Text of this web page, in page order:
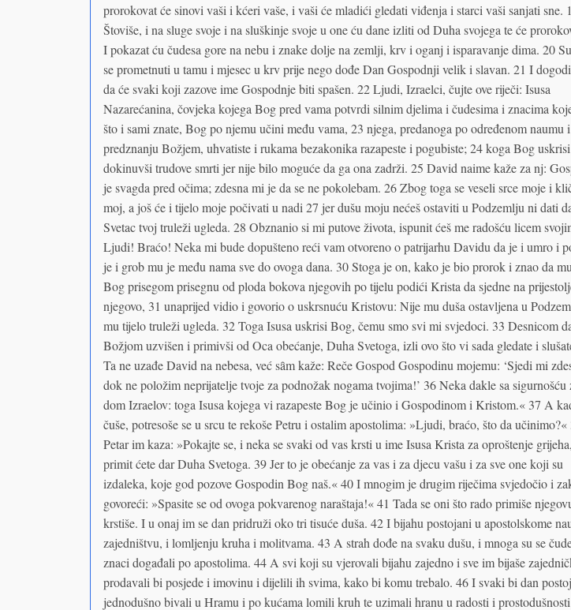
prorokovat će sinovi vaši i kćeri vaše, i vaši će mladići gledati viđenja i starci vaši sanjati sne.
Štoviše, i na sluge svoje i na sluškinje svoje u one ću dane izliti od Duha svojega te će
I pokazat ću čudesa gore na nebu i znake dolje na zemlji, krv i oganj i isparavanje dima. 20
se prometnuti u tamu i mjesec u krv prije nego dođe Dan Gospodnji velik i slavan. 21 I
da će svaki koji zazove ime Gospodnje biti spašen. 22 Ljudi, Izraelci, čujte ove riječi: Isusa
Nazarećanina, čovjeka kojega Bog pred vama potvrdi silnim djelima i čudesima i znacima
što i sami znate, Bog po njemu učini među vama, 23 njega, predanoga po određenom naumu i
predznanju Božjem, uhvatiste i rukama bezakonika razapeste i pogubiste; 24 koga Bog uskrisi
dokinuvši trudove smrti jer nije bilo moguće da ga ona zadrži. 25 David naime kaže za nj:
je svagda pred očima; zdesna mi je da se ne pokolebam. 26 Zbog toga se veseli srce moje i
moj, a još će i tijelo moje počivati u nadi 27 jer dušu moju nećeš ostaviti u Podzemlju ni dati
Svetac tvoj truleži ugleda. 28 Obznanio si mi putove života, ispunit ćeš me radošću licem
Ljudi! Braćo! Neka mi bude dopušteno reći vam otvoreno o patrijarhu Davidu da je i umro i
je i grob mu je među nama sve do ovoga dana. 30 Stoga je on, kako je bio prorok i znao da
Bog prisegom prisegnu od ploda bokova njegovih po tijelu podići Krista da sjedne na
njegovo, 31 unaprijed vidio i govorio o uskrsnuću Kristovu: Nije mu duša ostavljena u
mu tijelo truleži ugleda. 32 Toga Isusa uskrisi Bog, čemu smo svi mi svjedoci. 33 Desnicom
Božjom uzvišen i primivši od Oca obećanje, Duha Svetoga, izli ovo što vi sada gledate i
Ta ne uzađe David na nebesa, već sȃm kaže: Reče Gospod Gospodinu mojemu: ‘Sjedi mi
dok ne položim neprijatelje tvoje za podnožak nogama tvojima!’ 36 Neka dakle sa sigurnošću
dom Izraelov: toga Isusa kojega vi razapeste Bog je učinio i Gospodinom i Kristom.« 37 A
čuše, potresoše se u srcu te rekoše Petru i ostalim apostolima: »Ljudi, braćo, što da
Petar im kaza: »Pokajte se, i neka se svaki od vas krsti u ime Isusa Krista za oproštenje
primit ćete dar Duha Svetoga. 39 Jer to je obećanje za vas i za djecu vašu i za sve one koji su
izdaleka, koje god pozove Gospodin Bog naš.« 40 I mnogim je drugim riječima svjedočio i
govoreći: »Spasite se od ovoga pokvarenog naraštaja!« 41 Tada se oni što rado primiše
krstiše. I u onaj im se dan pridruži oko tri tisuće duša. 42 I bijahu postojani u apostolskome
zajedništvu, i lomljenju kruha i molitvama. 43 A strah dođe na svaku dušu, i mnoga su se
znaci događali po apostolima. 44 A svi koji su vjerovali bijahu zajedno i sve im bijaše
prodavali bi posjede i imovinu i dijelili ih svima, kako bi komu trebalo. 46 I svaki bi dan
jednodušno bivali u Hramu i po kućama lomili kruh te uzimali hranu u radosti i